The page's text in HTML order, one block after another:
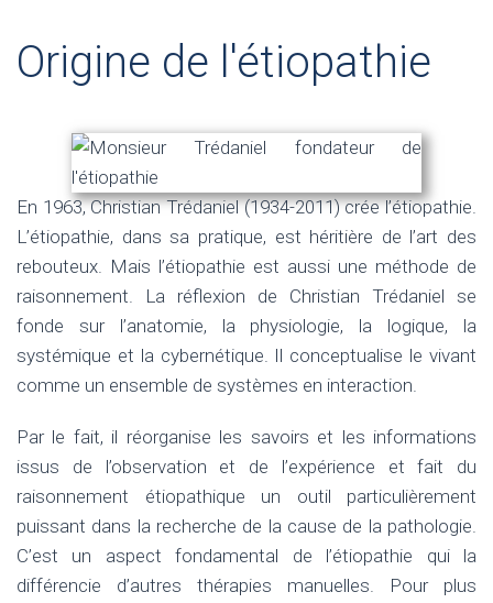
Origine de l'étiopathie
En 1963, Christian Trédaniel (1934-2011) crée l’étiopathie.
L’étiopathie, dans sa pratique, est héritière de l’art des
rebouteux. Mais l’étiopathie est aussi une méthode de
raisonnement. La réflexion de Christian Trédaniel se
fonde sur l’anatomie, la physiologie, la logique, la
systémique et la cybernétique. Il conceptualise le vivant
comme un ensemble de systèmes en interaction.
Par le fait, il réorganise les savoirs et les informations
issus de l’observation et de l’expérience et fait du
raisonnement étiopathique un outil particulièrement
puissant dans la recherche de la cause de la pathologie.
C’est un aspect fondamental de l’étiopathie qui la
différencie d’autres thérapies manuelles. Pour plus